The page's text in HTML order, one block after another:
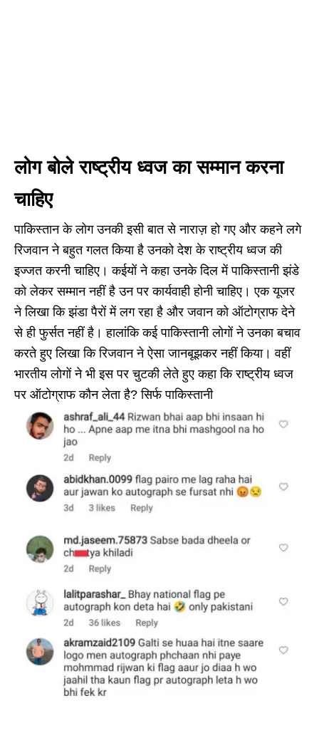
लोग बोले राष्ट्रीय ध्वज का सम्मान करना
चाहिए
पाकिस्तान के लोग उनकी इसी बात से नाराज़ हो गए और कहने लगे
रिजवान ने बहुत गलत किया है उनको देश के राष्ट्रीय ध्वज की
इज्जत करनी चाहिए। कईयों ने कहा उनके दिल में पाकिस्तानी झंडे
को लेकर सम्मान नहीं है उन पर कार्यवाही होनी चाहिए। एक यूजर
ने लिखा कि झंडा पैरों में लग रहा है और जवान को ऑटोग्राफ देने
से ही फुर्सत नहीं है। हालांकि कई पाकिस्तानी लोगों ने उनका बचाव
करते हुए लिखा कि रिजवान ने ऐसा जानबूझकर नहीं किया। वहीं
भारतीय लोगों ने भी इस पर चुटकी लेते हुए कहा कि राष्ट्रीय ध्वज
पर ऑटोग्राफ कौन लेता है? सिर्फ पाकिस्तानी